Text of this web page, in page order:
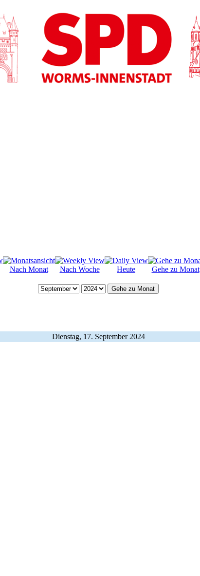
Nach Monat Nach Woche Heute Gehe zu Monat
Gehe zu Monat
Dienstag, 17. September 2024